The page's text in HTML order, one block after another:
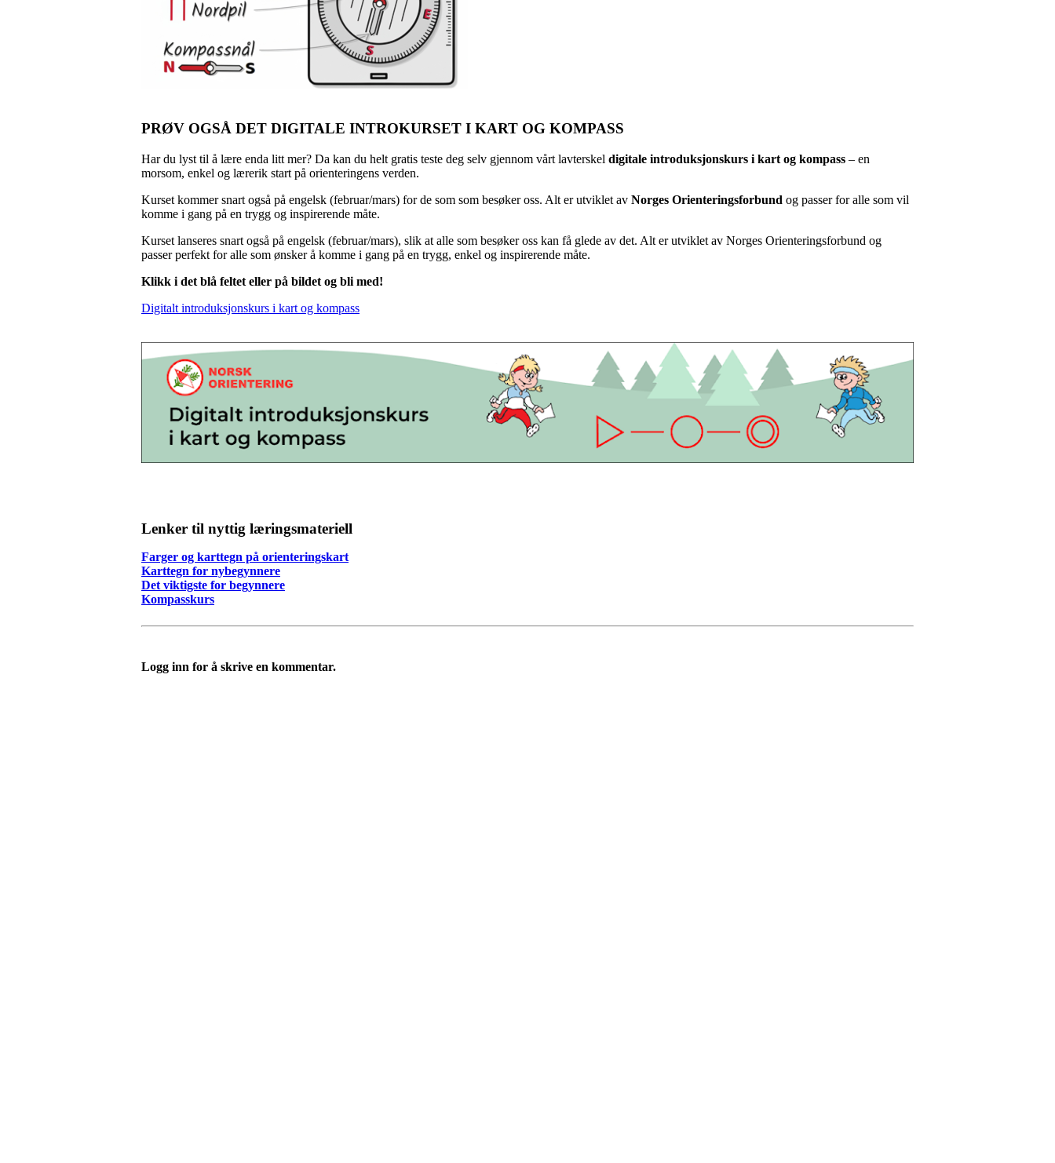
PRØV OGSÅ DET DIGITALE INTROKURSET I KART OG KOMPASS
Har du lyst til å lære enda litt mer? Da kan du helt gratis teste deg selv gjennom vårt lavterskel digitale introduksjonskurs i kart og kompass – en
morsom, enkel og lærerik start på orienteringens verden.
Kurset kommer snart også på engelsk (februar/mars) for de som som besøker oss. Alt er utviklet av Norges Orienteringsforbund og passer for alle som vil
komme i gang på en trygg og inspirerende måte.
Kurset lanseres snart også på engelsk (februar/mars), slik at alle som besøker oss kan få glede av det. Alt er utviklet av Norges Orienteringsforbund og
passer perfekt for alle som ønsker å komme i gang på en trygg, enkel og inspirerende måte.
Klikk i det blå feltet eller på bildet og bli med!
Digitalt introduksjonskurs i kart og kompass
Lenker til nyttig læringsmateriell
Farger og karttegn på orienteringskart
Karttegn for nybegynnere
Det viktigste for begynnere
Kompasskurs
Logg inn for å skrive en kommentar.